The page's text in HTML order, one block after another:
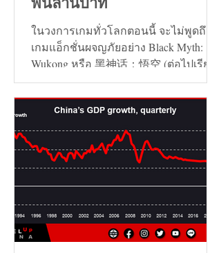
ในวงการเกมทั่วโลกตอนนี้ จะไม่พูดถึง
เกมแอ็กชั่นผจญภัยอย่าง Black Myth:
Wukong หรือ 黑神话：悟空 (ต่อไปเรียก
ว่า เกมหงอคง) ไม่ได้เลย...